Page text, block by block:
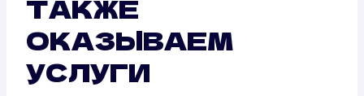
ТАКЖЕ
ОКАЗЫВАЕМ
УСЛУГИ